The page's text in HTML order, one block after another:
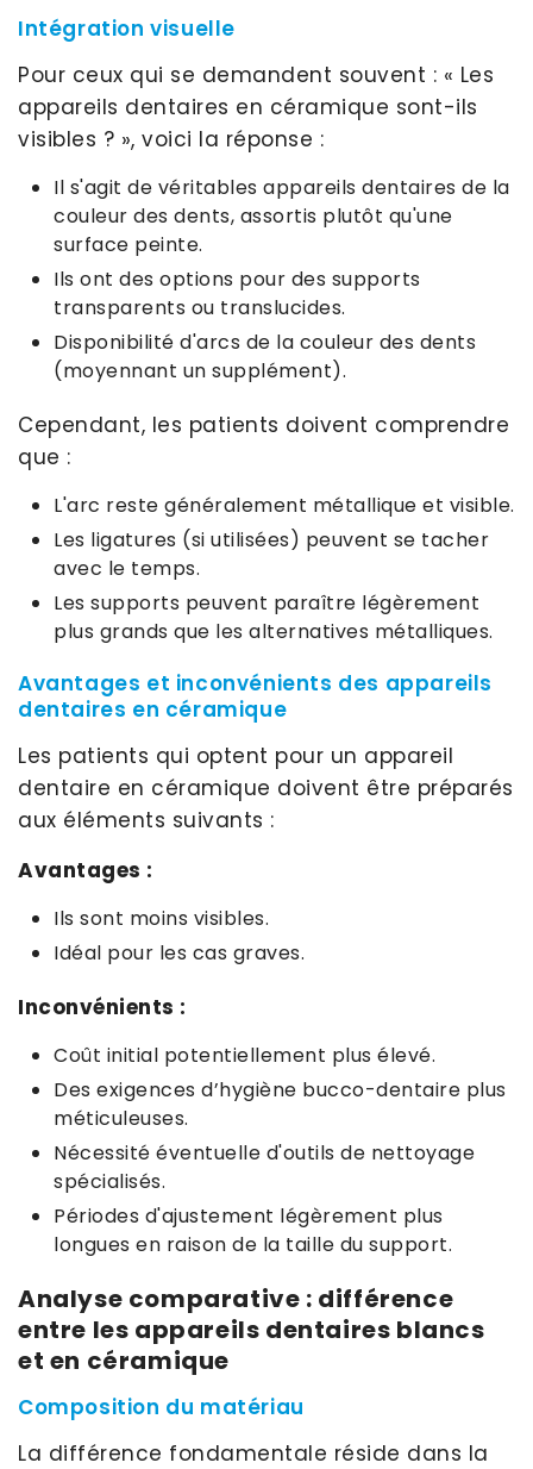
Intégration visuelle
Pour ceux qui se demandent souvent : « Les
appareils dentaires en céramique sont-ils
visibles ? », voici la réponse :
Il s'agit de véritables appareils dentaires de la
couleur des dents, assortis plutôt qu'une
surface peinte.
Ils ont des options pour des supports
transparents ou translucides.
Disponibilité d'arcs de la couleur des dents
(moyennant un supplément).
Cependant, les patients doivent comprendre
que :
L'arc reste généralement métallique et visible.
Les ligatures (si utilisées) peuvent se tacher
avec le temps.
Les supports peuvent paraître légèrement
plus grands que les alternatives métalliques.
Avantages et inconvénients des appareils
dentaires en céramique
Les patients qui optent pour un appareil
dentaire en céramique doivent être préparés
aux éléments suivants :
Avantages :
Ils sont moins visibles.
Idéal pour les cas graves.
Inconvénients :
Coût initial potentiellement plus élevé.
Des exigences d’hygiène bucco-dentaire plus
méticuleuses.
Nécessité éventuelle d'outils de nettoyage
spécialisés.
Périodes d'ajustement légèrement plus
longues en raison de la taille du support.
Analyse comparative : différence
entre les appareils dentaires blancs
et en céramique
Composition du matériau
La différence fondamentale réside dans la